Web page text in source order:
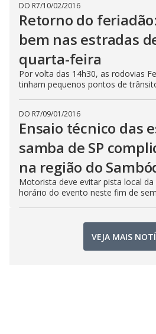
DO R7/10/02/2016
Retorno do
bem nas estradas
quarta-feira
Por volta das 14h30, as rodovias
tinham pequenos pontos de
DO R7/09/01/2016
Ensaio técnico das
samba de SP
na região do
Motorista deve evitar pista local
horário do evento neste fim de
VEJA MAIS